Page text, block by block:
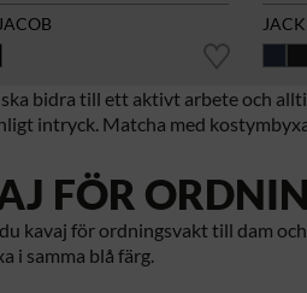
bidra till ett aktivt arbete och
intryck. Matcha med
FÖR
kavaj för ordningsvakt till dam
i samma blå färg.